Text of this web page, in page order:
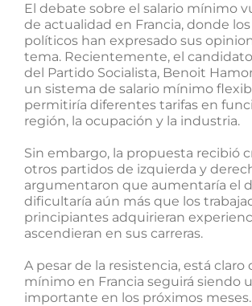
El debate sobre el salario mínimo
de actualidad en Francia, donde
políticos han expresado sus
tema. Recientemente, el
del Partido Socialista, Benoit
un sistema de salario mínimo
permitiría diferentes tarifas en
región, la ocupación y la industria.
Sin embargo, la propuesta recibió
otros partidos de izquierda y
argumentaron que aumentaría el
dificultaría aún más que los
principiantes adquirieran
ascendieran en sus carreras.
A pesar de la resistencia, está claro
mínimo en Francia seguirá siendo
importante en los próximos meses.